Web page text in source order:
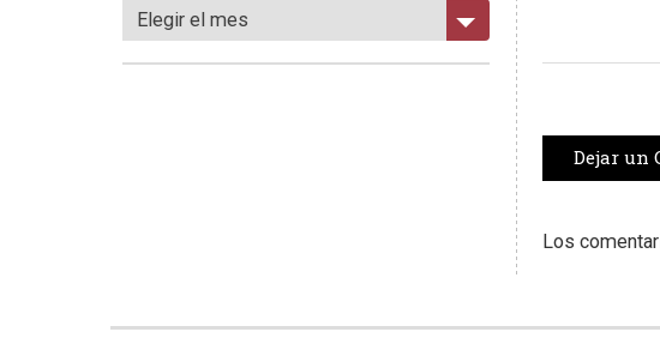
Dejar un
Los
Elegir el mes